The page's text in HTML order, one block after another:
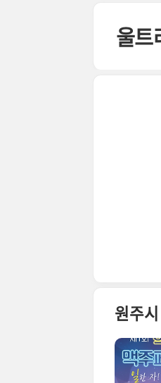
울트
원주